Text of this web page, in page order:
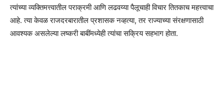
त्यांच्या व्यक्तिमत्त्वातील पराक्रमी आणि लढवय्या पैलूचाही विचार तितकाच महत्त्वाचा
आहे. त्या केवळ राजदरबारातील प्रशासक नव्हत्या, तर राज्याच्या संरक्षणासाठी
आवश्यक असलेल्या लष्करी बाबींमध्येही त्यांचा सक्रिय सहभाग होता.